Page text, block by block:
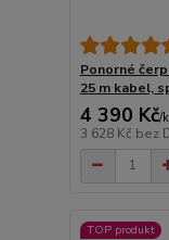
Ponorné
25 m kabel,
4 390 Kč/
3 628 Kč bez
TOP produkt